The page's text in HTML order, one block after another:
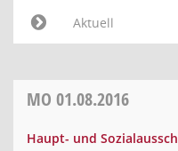
Aktuell
MO 01.08.2016
Haupt- und